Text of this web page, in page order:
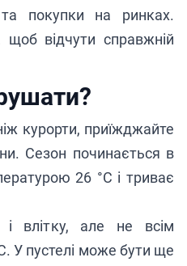
покупки на ринках.
щоб відчути справжній
курорти, приїжджайте
Сезон починається в
26 °C і триває
влітку, але не всім
У пустелі може бути ще